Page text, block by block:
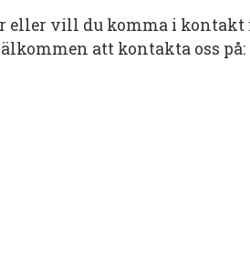
eller vill du komma i kontakt
att kontakta oss på: